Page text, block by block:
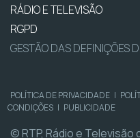
RÁDIO E TELEVISÃO
RGPD
GESTÃO DAS DEFINIÇÕES
POLÍTICA DE PRIVACIDADE |
CONDIÇÕES | PUBLICIDADE
© RTP, Rádio e Televisão